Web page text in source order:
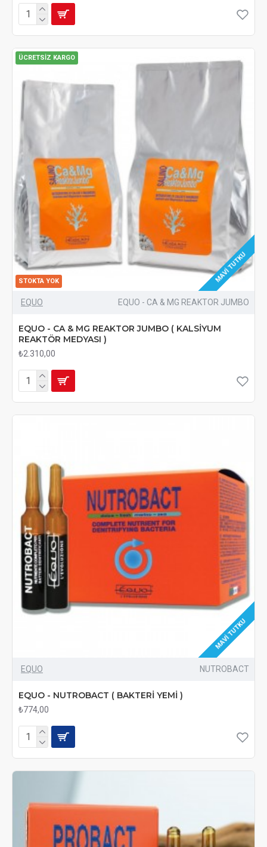
MAVI TUTKU
ÜCRETSIZ KARGO
STOKTA YOK
EQUO EQUO - CA & MG REAKTOR JUMBO
EQUO - CA & MG REAKTOR JUMBO ( KALSİYUM
REAKTÖR MEDYASI )
₺2.310,00
MAVI TUTKU
EQUO NUTROBACT
EQUO - NUTROBACT ( BAKTERİ YEMİ )
₺774,00